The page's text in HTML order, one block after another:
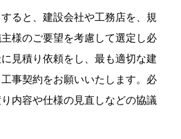
ると、建設会社や工務店を、規
様のご要望を考慮して選定し必
見積り依頼をし、最も適切な建
事契約をお願いいたします。必
内容や仕様の見直しなどの協議